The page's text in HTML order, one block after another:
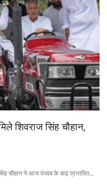
शिवराज सिंह चौहान,
चौहान ने आज पंजाब के बाढ़ प्रभावित...